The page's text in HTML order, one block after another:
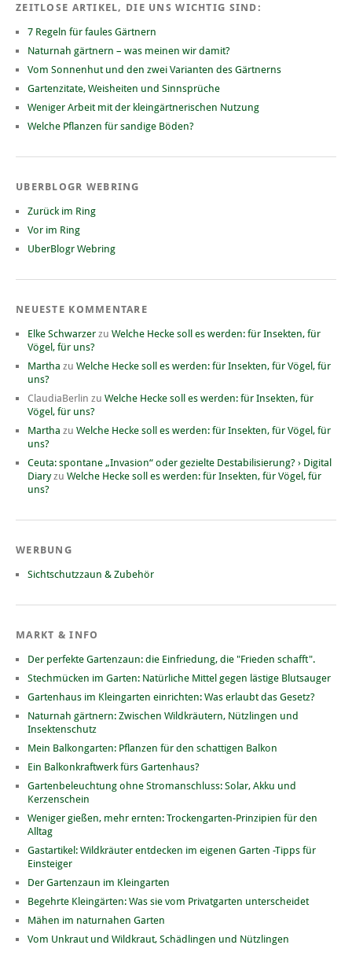
ZEITLOSE ARTIKEL, DIE UNS WICHTIG SIND:
7 Regeln für faules Gärtnern
Naturnah gärtnern – was meinen wir damit?
Vom Sonnenhut und den zwei Varianten des Gärtnerns
Gartenzitate, Weisheiten und Sinnsprüche
Weniger Arbeit mit der kleingärtnerischen Nutzung
Welche Pflanzen für sandige Böden?
UBERBLOGR WEBRING
Zurück im Ring
Vor im Ring
UberBlogr Webring
NEUESTE KOMMENTARE
Elke Schwarzer zu Welche Hecke soll es werden: für Insekten, für
Vögel, für uns?
Martha zu Welche Hecke soll es werden: für Insekten, für Vögel, für
uns?
ClaudiaBerlin zu Welche Hecke soll es werden: für Insekten, für
Vögel, für uns?
Martha zu Welche Hecke soll es werden: für Insekten, für Vögel, für
uns?
Ceuta: spontane „Invasion“ oder gezielte Destabilisierung? › Digital
Diaryzu Welche Hecke soll es werden: für Insekten, für Vögel, für
uns?
WERBUNG
Sichtschutzzaun & Zubehör
MARKT & INFO
Der perfekte Gartenzaun: die Einfriedung, die "Frieden schafft".
Stechmücken im Garten: Natürliche Mittel gegen lästige Blutsauger
Gartenhaus im Kleingarten einrichten: Was erlaubt das Gesetz?
Naturnah gärtnern: Zwischen Wildkräutern, Nützlingen und
Insektenschutz
Mein Balkongarten: Pflanzen für den schattigen Balkon
Ein Balkonkraftwerk fürs Gartenhaus?
Gartenbeleuchtung ohne Stromanschluss: Solar, Akku und
Kerzenschein
Weniger gießen, mehr ernten: Trockengarten-Prinzipien für den
Alltag
Gastartikel: Wildkräuter entdecken im eigenen Garten -Tipps für
Einsteiger
Der Gartenzaun im Kleingarten
Begehrte Kleingärten: Was sie vom Privatgarten unterscheidet
Mähen im naturnahen Garten
Vom Unkraut und Wildkraut, Schädlingen und Nützlingen